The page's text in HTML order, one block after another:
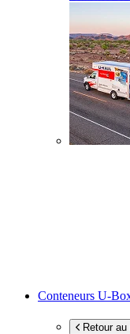
Conteneurs U-
Retour